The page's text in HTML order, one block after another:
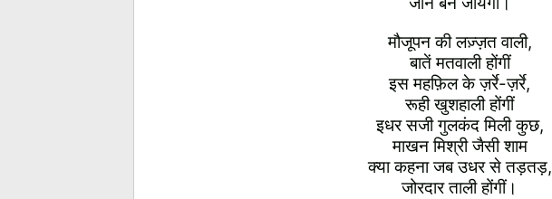
मौजूपन की लज़्ज़त वाली,
बातें मतवाली होंगीं
इस महफ़िल के ज़र्रे-ज़र्रे,
रूही खुशहाली होंगीं
इधर सजी गुलकंद मिली कुछ,
माखन मिश्री जैसी शाम
क्या कहना जब उधर से तड़तड़,
जोरदार ताली होंगीं।